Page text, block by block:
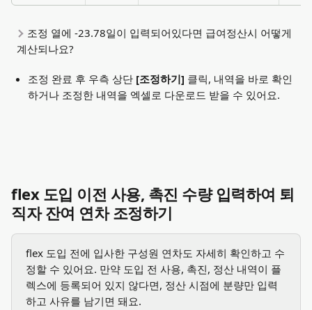
조정 열에 -23.78일이 입력되어있다면 급여정산시 어떻게
계산되나요?
조정 완료 후 우측 상단 [조정하기] 클릭, 내역을 바로 확인
하거나 조정한 내역을 엑셀로 다운로드 받을 수 있어요.
flex 도입 이전 사용, 촉진 수량 입력하여 퇴
직자 잔여 연차 조정하기
flex 도입 전에 입사한 구성원 연차도 자세히 확인하고 수
정할 수 있어요. 만약 도입 전 사용, 촉진, 정산 내역이 플
렉스에 등록되어 있지 않다면, 정산 시점에 분량만 입력
하고 사유를 남기면 돼요.